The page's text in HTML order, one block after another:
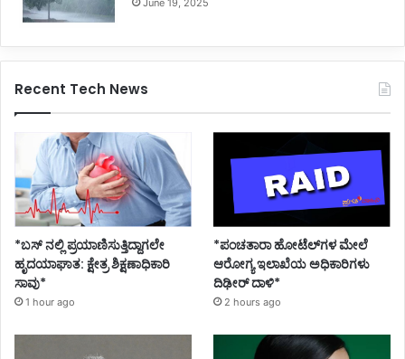
June 19, 2025
Recent Tech News
*ಬಸ್ ನಲ್ಲಿ ಪ್ರಯಾಣಿಸುತ್ತಿದ್ದಾಗಲೇ
ಹೃದಯಾಘಾತ: ಕ್ಷೇತ್ರ ಶಿಕ್ಷಣಾಧಿಕಾರಿ
ಸಾವು*
1 hour ago
*ಪಂಚತಾರಾ ಹೋಟೆಲ್‌ಗಳ ಮೇಲೆ
ಆರೋಗ್ಯ ಇಲಾಖೆಯ ಅಧಿಕಾರಿಗಳು
ದಿಢೀರ್ ದಾಳಿ*
2 hours ago